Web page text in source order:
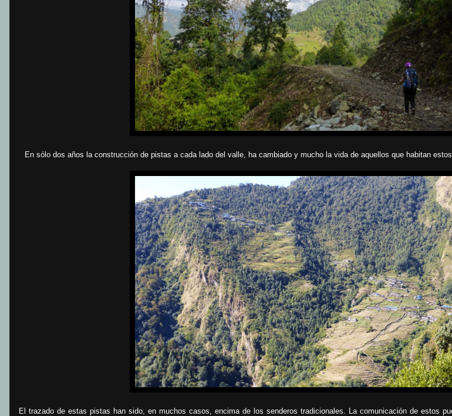
En sólo dos años la construcción de pistas a cada lado del valle, ha cambiado y mucho la vida de aquellos que habitan
El trazado de estas pistas han sido, en muchos casos, encima de los senderos tradicionales. La comunicación de estos